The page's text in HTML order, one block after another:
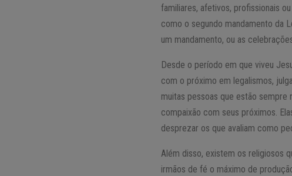
familiares, afetivos, profissionais
como o segundo mandamento da
um mandamento, ou as
Desde o período em que viveu
com o próximo em legalismos,
muitas pessoas que estão
compaixão com seus próximos.
desprezar os que avaliam como
Além disso, existem os religiosos
irmãos de fé o máximo de